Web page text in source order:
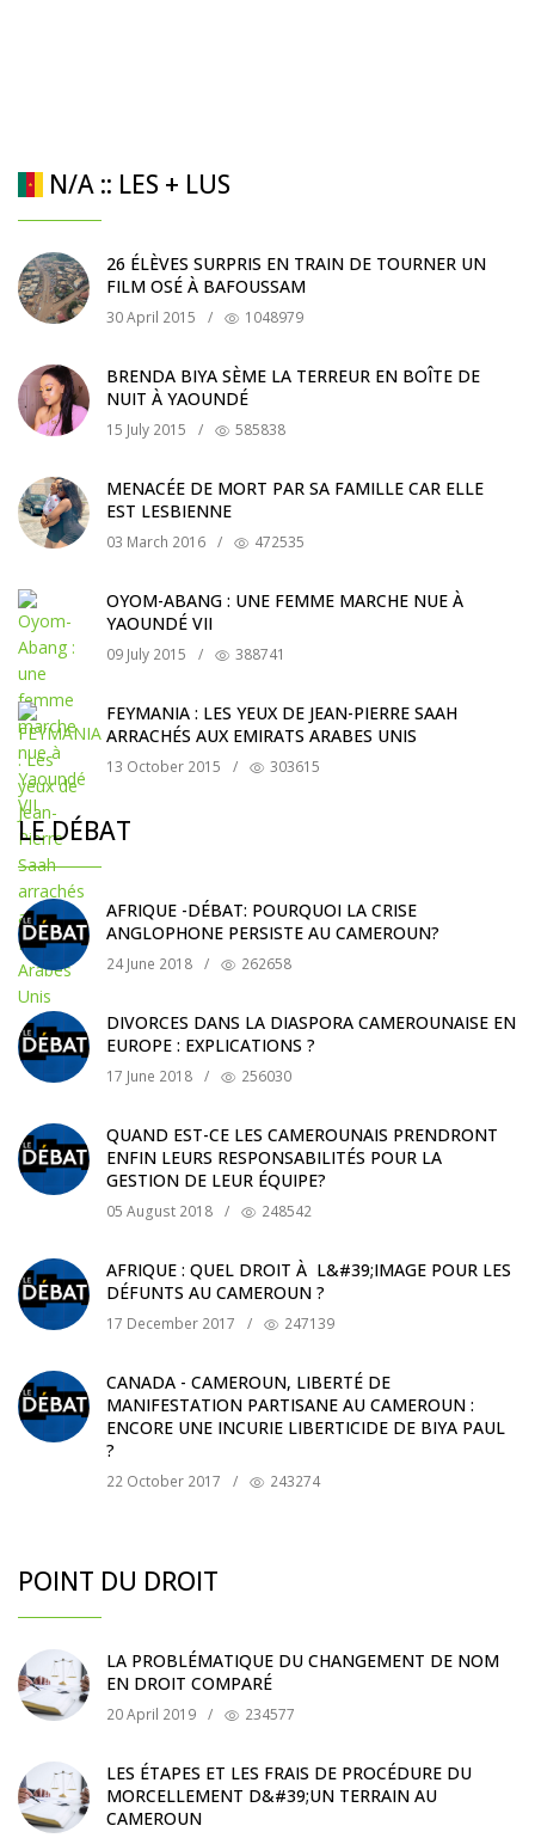
N/A :: LES + LUS
26 ÉLÈVES SURPRIS EN TRAIN DE TOURNER UN
FILM OSÉ À BAFOUSSAM
30 April 2015 / 1048979
BRENDA BIYA SÈME LA TERREUR EN BOÎTE DE
NUIT À YAOUNDÉ
15 July 2015 / 585838
MENACÉE DE MORT PAR SA FAMILLE CAR ELLE
EST LESBIENNE
03 March 2016 / 472535
OYOM-ABANG : UNE FEMME MARCHE NUE À
YAOUNDÉ VII
09 July 2015 / 388741
FEYMANIA : LES YEUX DE JEAN-PIERRE SAAH
ARRACHÉS AUX EMIRATS ARABES UNIS
13 October 2015 / 303615
LE DÉBAT
AFRIQUE -DÉBAT: POURQUOI LA CRISE
ANGLOPHONE PERSISTE AU CAMEROUN?
24 June 2018 / 262658
DIVORCES DANS LA DIASPORA CAMEROUNAISE EN
EUROPE : EXPLICATIONS ?
17 June 2018 / 256030
QUAND EST-CE LES CAMEROUNAIS PRENDRONT
ENFIN LEURS RESPONSABILITÉS POUR LA
GESTION DE LEUR ÉQUIPE?
05 August 2018 / 248542
AFRIQUE : QUEL DROIT À L&#39;IMAGE POUR LES
DÉFUNTS AU CAMEROUN ?
17 December 2017 / 247139
CANADA - CAMEROUN, LIBERTÉ DE
MANIFESTATION PARTISANE AU CAMEROUN :
ENCORE UNE INCURIE LIBERTICIDE DE BIYA PAUL
?
22 October 2017 / 243274
POINT DU DROIT
LA PROBLÉMATIQUE DU CHANGEMENT DE NOM
EN DROIT COMPARÉ
20 April 2019 / 234577
LES ÉTAPES ET LES FRAIS DE PROCÉDURE DU
MORCELLEMENT D&#39;UN TERRAIN AU
CAMEROUN